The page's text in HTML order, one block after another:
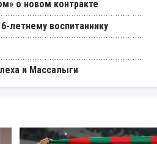
о новом контракте
летнему воспитаннику
и Массалыги